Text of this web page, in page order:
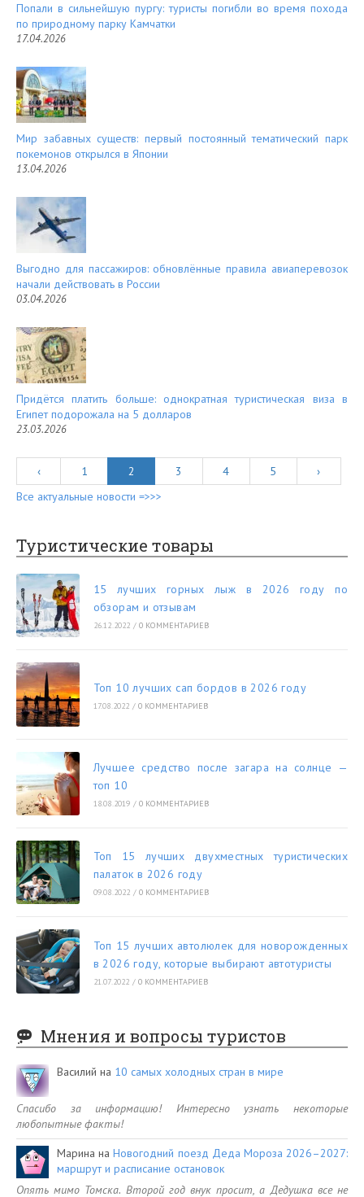
Попали в сильнейшую пургу: туристы погибли во время похода
по природному парку Камчатки
17.04.2026
Мир забавных существ: первый постоянный тематический парк
покемонов открылся в Японии
13.04.2026
Выгодно для пассажиров: обновлённые правила авиаперевозок
начали действовать в России
03.04.2026
Придётся платить больше: однократная туристическая виза в
Египет подорожала на 5 долларов
23.03.2026
‹ 1 2 3 4 5
›
Все актуальные новости =>>>
Туристические товары
15 лучших горных лыж в 2026 году по
обзорам и отзывам
26.12.2022 / 0 КОММЕНТАРИЕВ
Топ 10 лучших сап бордов в 2026 году
17.08.2022 / 0 КОММЕНТАРИЕВ
Лучшее средство после загара на солнце —
топ 10
18.08.2019 / 0 КОММЕНТАРИЕВ
Топ 15 лучших двухместных туристических
палаток в 2026 году
09.08.2022 / 0 КОММЕНТАРИЕВ
Топ 15 лучших автолюлек для новорожденных
в 2026 году, которые выбирают автотуристы
21.07.2022 / 0 КОММЕНТАРИЕВ
Мнения и вопросы туристов
Василий на 10 самых холодных стран в мире
Спасибо за информацию! Интересно узнать некоторые
любопытные факты!
Марина наНовогодний поезд Деда Мороза 2026–2027:
маршрут и расписание остановок
Опять мимо Томска. Второй год внук просит, а Дедушка все не